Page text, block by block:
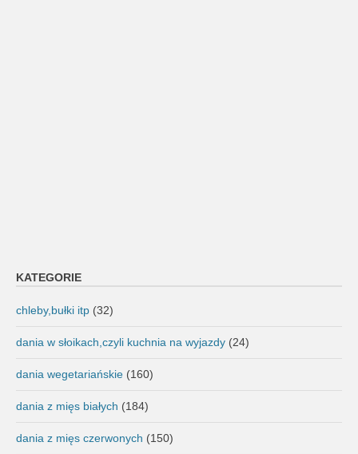
KATEGORIE
chleby,bułki itp (32)
dania w słoikach,czyli kuchnia na wyjazdy (24)
dania wegetariańskie (160)
dania z mięs białych (184)
dania z mięs czerwonych (150)